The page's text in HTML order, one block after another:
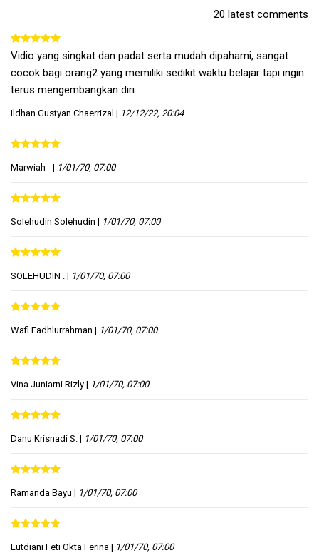
20 latest comments
Vidio yang singkat dan padat serta mudah dipahami, sangat
cocok bagi orang2 yang memiliki sedikit waktu belajar tapi ingin
terus mengembangkan diri
Ildhan Gustyan Chaerrizal | 12/12/22, 20:04
Marwiah - | 1/01/70, 07:00
Solehudin Solehudin | 1/01/70, 07:00
SOLEHUDIN . | 1/01/70, 07:00
Wafi Fadhlurrahman | 1/01/70, 07:00
Vina Juniarni Rizly | 1/01/70, 07:00
Danu Krisnadi S. | 1/01/70, 07:00
Ramanda Bayu | 1/01/70, 07:00
Lutdiani Feti Okta Ferina | 1/01/70, 07:00